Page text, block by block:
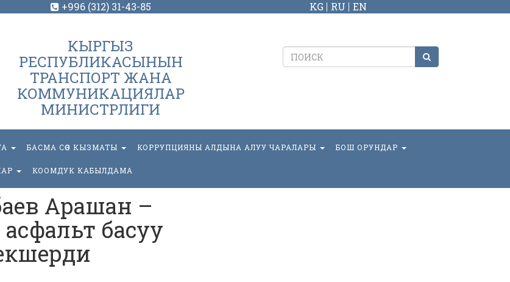
+996 (312) 31-43-85 KG RU EN
КЫРГЫЗ
РЕСПУБЛИКАСЫНЫН
ТРАНСПОРТ ЖАНА
КОММУНИКАЦИЯЛАР
МИНИСТРЛИГИ
БАСМА СӨЗ КЫЗМАТЫ КОРРУПЦИЯНЫ АЛДЫНА АЛУУ ЧАРАЛАРЫ БОШ ОРУНДАР
КООМДУК КАБЫЛДАМА
Арашан –
басуу